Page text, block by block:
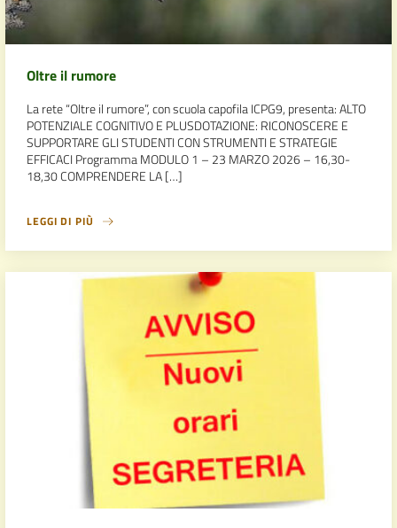
Oltre il rumore
La rete “Oltre il rumore”, con scuola capofila ICPG9, presenta: ALTO
POTENZIALE COGNITIVO E PLUSDOTAZIONE: RICONOSCERE E
SUPPORTARE GLI STUDENTI CON STRUMENTI E STRATEGIE
EFFICACI Programma MODULO 1 – 23 MARZO 2026 – 16,30-
18,30 COMPRENDERE LA […]
LEGGI DI PIÙ